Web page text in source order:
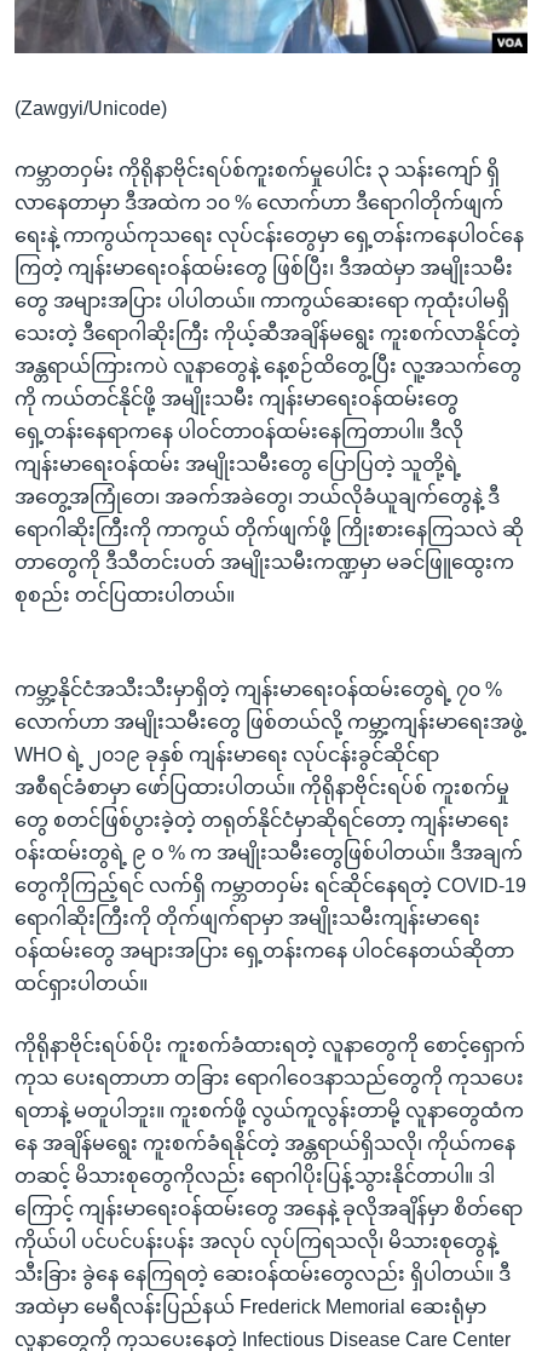
ကျော်
ရန်
ရန်
နေရာ
သို့
ကျော်
ရန်
ဗွီအိုအေ လူမှုကွန်ယက်များ
(Zawgyi/Unicode)
ကမ္ဘာတဝှမ်း ကိုရိုနာဗိုင်းရပ်စ်ကူးစက်မှုပေါင်း ၃ သန်းကျော် ရှိ
လာနေတာမှာ ဒီအထဲက ၁၀ % လောက်ဟာ ဒီရောဂါတိုက်ဖျက်
ရေးနဲ့ ကာကွယ်ကုသရေး လုပ်ငန်းတွေမှာ ရှေ့တန်းကနေပါဝင်နေ
ကြတဲ့ ကျန်းမာရေးဝန်ထမ်းတွေ ဖြစ်ပြီး၊ ဒီအထဲမှာ အမျိုးသမီး
တွေ အများအပြား ပါပါတယ်။ ကာကွယ်ဆေးရော ကုထုံးပါမရှိ
သေးတဲ့ ဒီရောဂါဆိုးကြီး ကိုယ့်ဆီအချိန်မရွေး ကူးစက်လာနိုင်တဲ့
အန္တရာယ်ကြားကပဲ လူနာတွေနဲ့ နေ့စဉ်ထိတွေ့ပြီး လူ့အသက်တွေ
ကို ကယ်တင်နိုင်ဖို့ အမျိုးသမီး ကျန်းမာရေးဝန်ထမ်းတွေ
ရှေ့တန်းနေရာကနေ ပါဝင်တာဝန်ထမ်းနေကြတာပါ။ ဒီလို
ကျန်းမာရေးဝန်ထမ်း အမျိုးသမီးတွေ ပြောပြတဲ့ သူတို့ရဲ့
အတွေ့အကြုံတေ၊ အခက်အခဲတွေ၊ ဘယ်လိုခံယူချက်တွေနဲ့ ဒီ
ရောဂါဆိုးကြီးကို ကာကွယ် တိုက်ဖျက်ဖို့ ကြိုးစားနေကြသလဲ ဆို
တာတွေကို ဒီသီတင်းပတ် အမျိုးသမီးကဏ္ဍမှာ မခင်ဖြူထွေးက
စုစည်း တင်ပြထားပါတယ်။
ကမ္ဘာ့နိုင်ငံအသီးသီးမှာရှိတဲ့ ကျန်းမာရေးဝန်ထမ်းတွေရဲ့ ၇၀ %
လောက်ဟာ အမျိုးသမီးတွေ ဖြစ်တယ်လို့ ကမ္ဘာ့ကျန်းမာရေးအဖွဲ့
WHO ရဲ့ ၂၀၁၉ ခုနှစ် ကျန်းမာရေး လုပ်ငန်းခွင်ဆိုင်ရာ
အစီရင်ခံစာမှာ ဖော်ပြထားပါတယ်။ ကိုရိုနာဗိုင်းရပ်စ် ကူးစက်မှု
တွေ စတင်ဖြစ်ပွားခဲ့တဲ့ တရုတ်နိုင်ငံမှာဆိုရင်တော့ ကျန်းမာရေး
ဝန်းထမ်းတွရဲ့ ၉ ၀ % က အမျိုးသမီးတွေဖြစ်ပါတယ်။ ဒီအချက်
တွေကိုကြည့်ရင် လက်ရှိ ကမ္ဘာတဝှမ်း ရင်ဆိုင်နေရတဲ့ COVID-19
ရောဂါဆိုးကြီးကို တိုက်ဖျက်ရာမှာ အမျိုးသမီးကျန်းမာရေး
ဝန်ထမ်းတွေ အများအပြား ရှေ့တန်းကနေ ပါဝင်နေတယ်ဆိုတာ
ထင်ရှားပါတယ်။
ကိုရိုနာဗိုင်းရပ်စ်ပိုး ကူးစက်ခံထားရတဲ့ လူနာတွေကို စောင့်ရှောက်
ကုသ ပေးရတာဟာ တခြား ရောဂါဝေဒနာသည်တွေကို ကုသပေး
ရတာနဲ့ မတူပါဘူး။ ကူးစက်ဖို့ လွယ်ကူလွန်းတာမို့ လူနာတွေထံက
နေ အချိန်မရွေး ကူးစက်ခံရနိုင်တဲ့ အန္တရာယ်ရှိသလို၊ ကိုယ်ကနေ
တဆင့် မိသားစုတွေကိုလည်း ရောဂါပိုးပြန့်သွားနိုင်တာပါ။ ဒါ
ကြောင့် ကျန်းမာရေးဝန်ထမ်းတွေ အနေနဲ့ ခုလိုအချိန်မှာ စိတ်ရော
ကိုယ်ပါ ပင်ပင်ပန်းပန်း အလုပ် လုပ်ကြရသလို၊ မိသားစုတွေနဲ့
သီးခြား ခွဲနေ နေကြရတဲ့ ဆေးဝန်ထမ်းတွေလည်း ရှိပါတယ်။ ဒီ
အထဲမှာ မေရီလန်းပြည်နယ် Frederick Memorial ဆေးရုံမှာ
လူနာတွေကို ကုသပေးနေတဲ့ Infectious Disease Care Center